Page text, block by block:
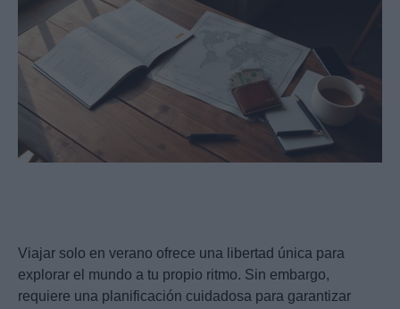
Viajar solo en verano ofrece una libertad única para
explorar el mundo a tu propio ritmo. Sin embargo,
requiere una planificación cuidadosa para garantizar